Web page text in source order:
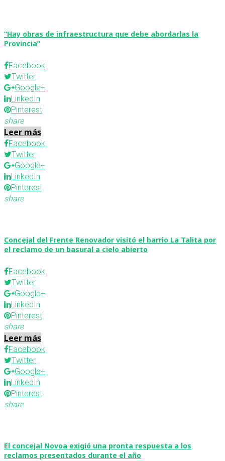
“Hay obras de infraestructura que debe abordarlas la
Provincia”
Facebook
Twitter
Google+
LinkedIn
Pinterest
share
Leer más
Facebook
Twitter
Google+
LinkedIn
Pinterest
share
Concejal del Frente Renovador visitó el barrio La Talita por
el reclamo de un basural a cielo abierto
Facebook
Twitter
Google+
LinkedIn
Pinterest
share
Leer más
Facebook
Twitter
Google+
LinkedIn
Pinterest
share
El concejal Novoa exigió una pronta respuesta a los
reclamos presentados durante el año